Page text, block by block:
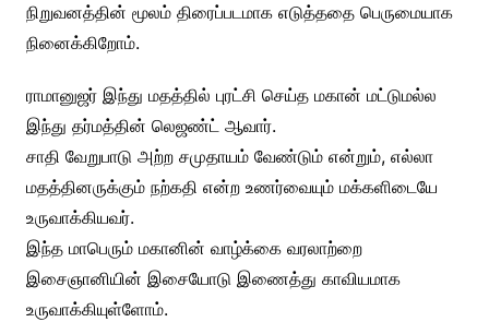
நிறுவனத்தின் மூலம் திரைப்படமாக எடுத்ததை பெருமையாக
நினைக்கிறோம்.
ராமானுஜர் இந்து மதத்தில் புரட்சி செய்த மகான் மட்டுமல்ல
இந்து தர்மத்தின் லெஜண்ட் ஆவார்.
சாதி வேறுபாடு அற்ற சமுதாயம் வேண்டும் என்றும், எல்லா
மதத்தினருக்கும் நற்கதி என்ற உணர்வையும் மக்களிடையே
உருவாக்கியவர்.
இந்த மாபெரும் மகானின் வாழ்க்கை வரலாற்றை
இசைஞானியின் இசையோடு இணைத்து காவியமாக
உருவாக்கியுள்ளோம்.